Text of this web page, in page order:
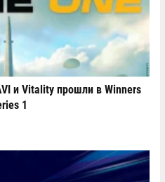
и Vitality прошли в Winners
1